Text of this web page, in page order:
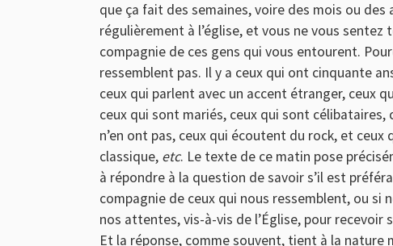
que ça fait des semaines, voire des mois ou des
régulièrement à l’église, et vous ne vous sentez
compagnie de ces gens qui vous entourent.
ressemblent pas. Il y a ceux qui ont cinquante
ceux qui parlent avec un accent étranger, ceux
ceux qui sont mariés, ceux qui sont
n’en ont pas, ceux qui écoutent du rock, et
classique, etc. Le texte de ce matin pose
à répondre à la question de savoir s’il est
compagnie de ceux qui nous ressemblent, ou si
nos attentes, vis-à-vis de l’Église, pour recevoir
Et la réponse, comme souvent, tient à la nature